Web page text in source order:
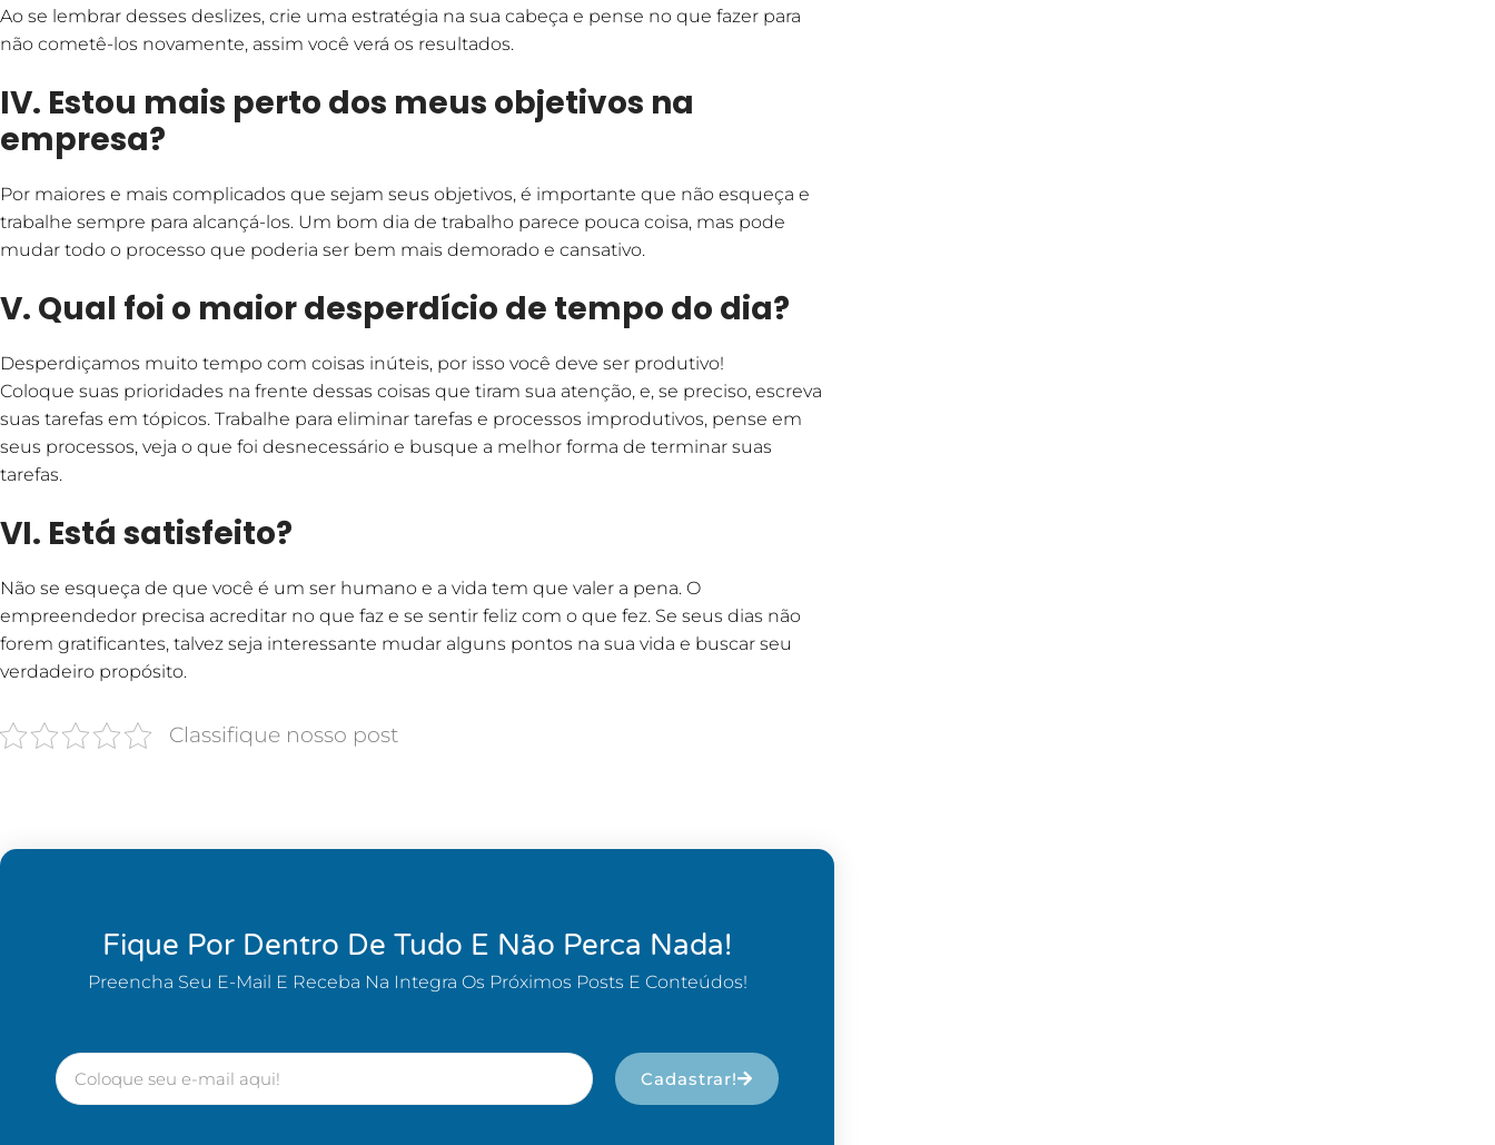
Ao se lembrar desses deslizes, crie uma estratégia na sua cabeça e pense no que fazer para
não cometê-los novamente, assim você verá os resultados.
IV. Estou mais perto dos meus objetivos na
empresa?
Por maiores e mais complicados que sejam seus objetivos, é importante que não esqueça e
trabalhe sempre para alcançá-los. Um bom dia de trabalho parece pouca coisa, mas pode
mudar todo o processo que poderia ser bem mais demorado e cansativo.
V. Qual foi o maior desperdício de tempo do dia?
Desperdiçamos muito tempo com coisas inúteis, por isso você deve ser produtivo!
Coloque suas prioridades na frente dessas coisas que tiram sua atenção, e, se preciso, escreva
suas tarefas em tópicos. Trabalhe para eliminar tarefas e processos improdutivos, pense em
seus processos, veja o que foi desnecessário e busque a melhor forma de terminar suas
tarefas.
VI. Está satisfeito?
Não se esqueça de que você é um ser humano e a vida tem que valer a pena. O
empreendedor precisa acreditar no que faz e se sentir feliz com o que fez. Se seus dias não
forem gratificantes, talvez seja interessante mudar alguns pontos na sua vida e buscar seu
verdadeiro propósito.
Classifique nosso post
Fique Por Dentro De Tudo E Não Perca Nada!
Preencha Seu E-Mail E Receba Na Integra Os Próximos Posts E Conteúdos!
Cadastrar!